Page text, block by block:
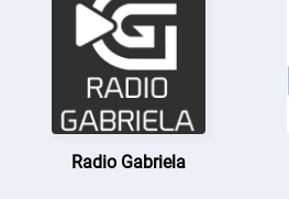
Radio Gabriela